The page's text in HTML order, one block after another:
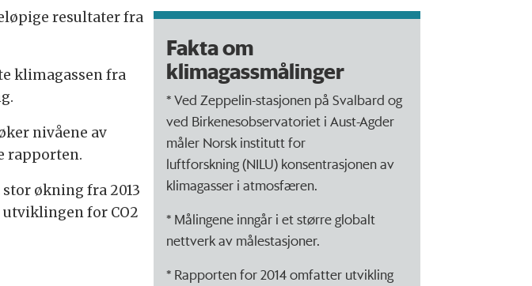
Fakta om
klimagassmålinger
* Ved Zeppelin-stasjonen på Svalbard og
ved Birkenesobservatoriet i Aust-Agder
måler Norsk institutt for
luftforskning (NILU) konsentrasjonen av
klimagasser i atmosfæren.
* Målingene inngår i et større globalt
nettverk av målestasjoner.
* Rapporten for 2014 omfatter utvikling
resultater fra
klimagassen fra
nivåene av
rapporten.
økning fra 2013
utviklingen for CO2